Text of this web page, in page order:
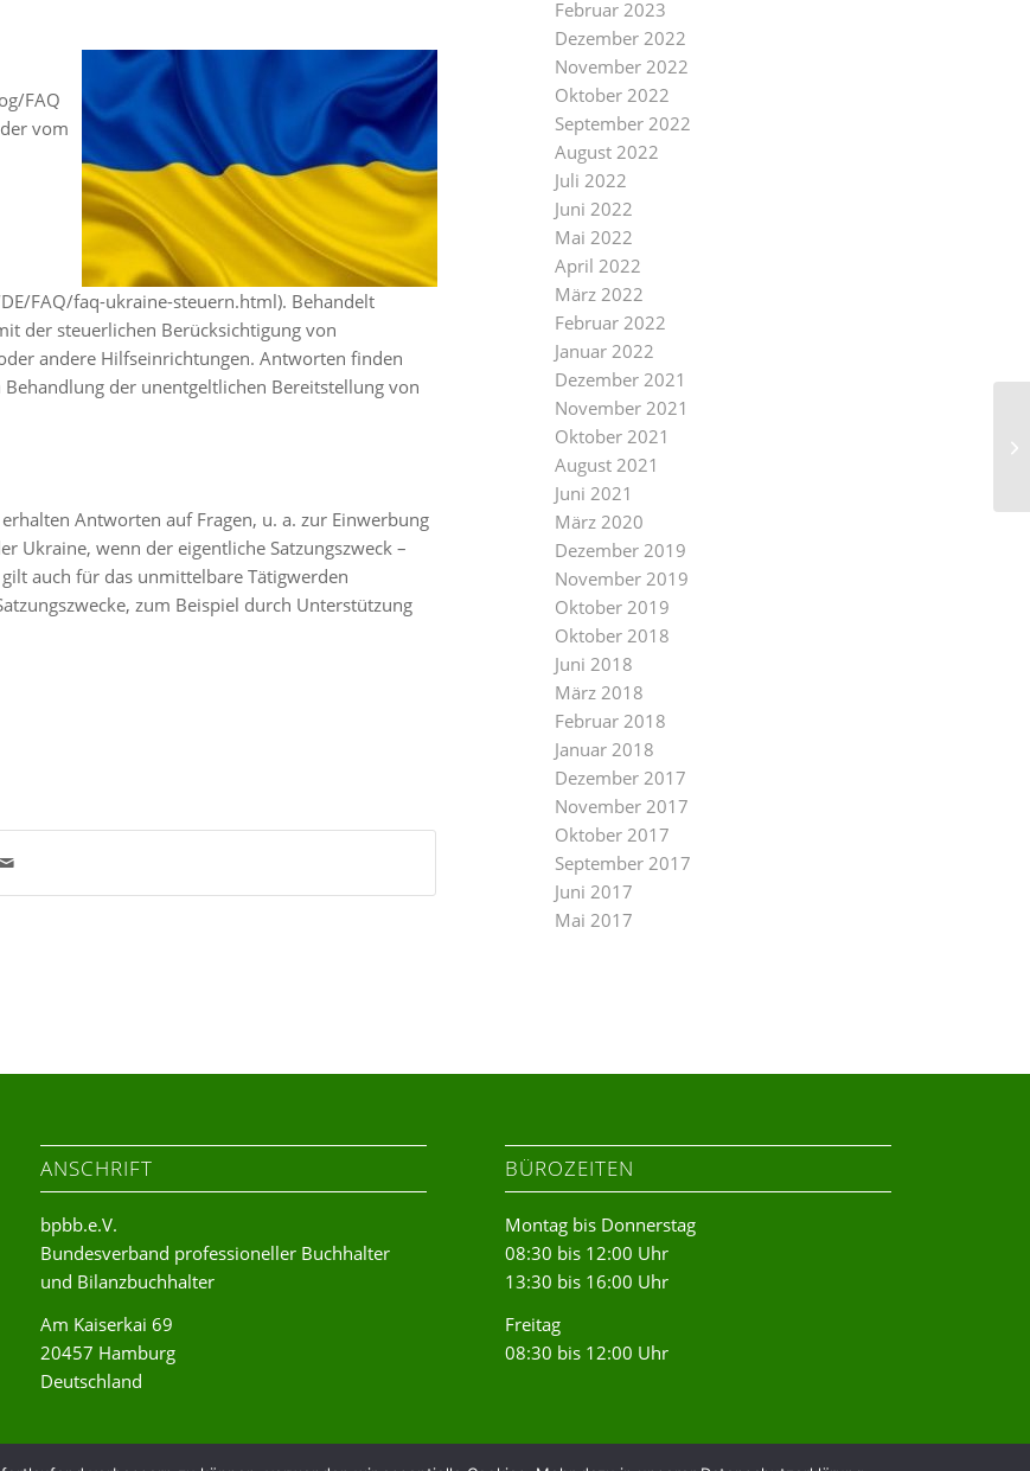
FAQ
vom
FAQ/faq-ukraine-steuern.html). Behandelt
der steuerlichen Berücksichtigung von
andere Hilfseinrichtungen. Antworten finden
der unentgeltlichen Bereitstellung von
Antworten auf Fragen, u. a. zur Einwerbung
Ukraine, wenn der eigentliche Satzungszweck –
auch für das unmittelbare Tätigwerden
zum Beispiel durch Unterstützung
Februar 2023
Dezember 2022
November 2022
Oktober 2022
September 2022
August 2022
Juli 2022
Juni 2022
Mai 2022
April 2022
März 2022
Februar 2022
Januar 2022
Dezember 2021
November 2021
Oktober 2021
August 2021
Juni 2021
März 2020
Dezember 2019
November 2019
Oktober 2019
Oktober 2018
Juni 2018
März 2018
Februar 2018
Januar 2018
Dezember 2017
November 2017
Oktober 2017
September 2017
Juni 2017
Mai 2017
ANSCHRIFT
bpbb.e.V.
Bundesverband professioneller Buchhalter
und Bilanzbuchhalter
Am Kaiserkai 69
20457 Hamburg
Deutschland
BÜROZEITEN
Montag bis Donnerstag
08:30 bis 12:00 Uhr
13:30 bis 16:00 Uhr
Freitag
08:30 bis 12:00 Uhr